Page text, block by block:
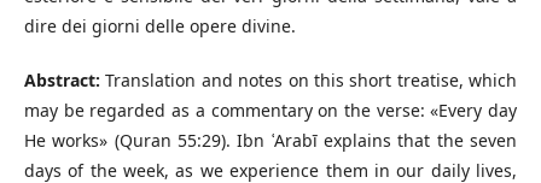
dire dei giorni delle opere divine.
Abstract: Translation and notes on this short treatise, which
may be regarded as a commentary on the verse: «Every day
He works» (Quran 55:29). Ibn ʿArabī explains that the seven
days of the week, as we experience them in our daily lives,